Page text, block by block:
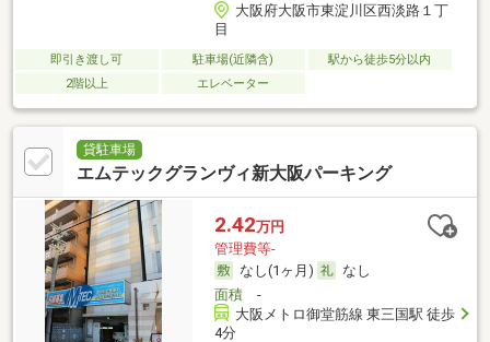
大阪府大阪市東淀川区西淡路１丁
目
即引き渡し可 駐車場(近隣含)
駅から徒歩5分以内
2階以上
エレベーター
貸駐車場
エムテックグランヴィ新大阪パーキング
2.42万円
管理費等-
なし(1ヶ月)
なし
面積-
大阪メトロ御堂筋線 東三国駅 徒歩
4分